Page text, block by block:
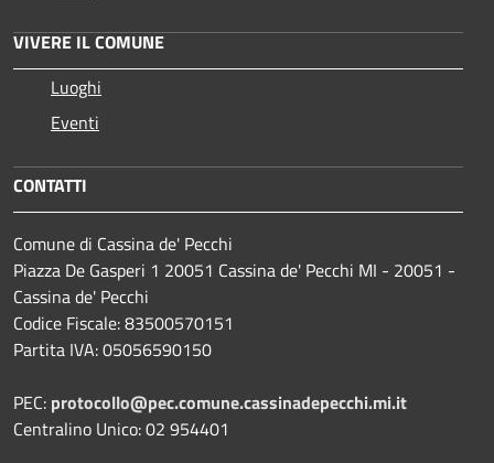
VIVERE IL COMUNE
Luoghi
Eventi
CONTATTI
Comune di Cassina de' Pecchi
Piazza De Gasperi 1 20051 Cassina de' Pecchi MI - 20051 -
Cassina de' Pecchi
Codice Fiscale: 83500570151
Partita IVA: 05056590150
PEC: protocollo@pec.comune.cassinadepecchi.mi.it
Centralino Unico: 02 954401